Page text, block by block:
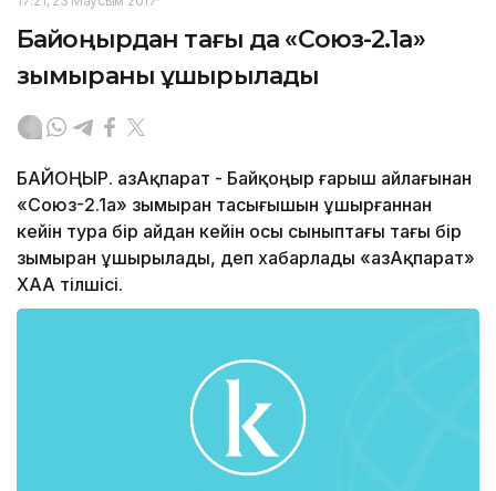
Байқоңырдан тағы да «Союз-2.1а»
зымыраны ұшырылады
БАЙҚОҢЫР. ҚазАқпарат - Байқоңыр ғарыш айлағынан
«Союз-2.1а» зымыран тасығышын ұшырғаннан
кейін тура бір айдан кейін осы сыныптағы тағы бір
зымыран ұшырылады, деп хабарлады «ҚазАқпарат»
ХАА тілшісі.